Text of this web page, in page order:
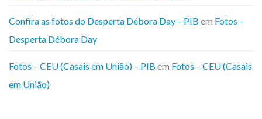
Confira as fotos do Desperta Débora Day – PIB em Fotos –
Desperta Débora Day
Fotos – CEU (Casais em União) – PIB em Fotos – CEU (Casais
em União)